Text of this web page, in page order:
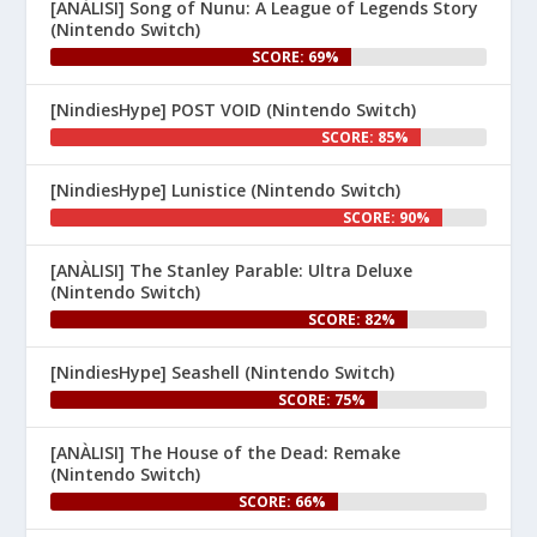
1
Nintenhype.Cat @nintenhype.cat
⋅
1m
El món dels videojocs: ⚡🔥💥💀
Nintendo:
[ANÀLISI] Song of Nunu: A League of Legends Story
(Nintendo Switch)
SCORE: 69%
[NindiesHype] POST VOID (Nintendo Switch)
SCORE: 85%
[NindiesHype] Lunistice (Nintendo Switch)
SCORE: 90%
[ANÀLISI] The Stanley Parable: Ultra Deluxe
(Nintendo Switch)
SCORE: 82%
[NindiesHype] Seashell (Nintendo Switch)
SCORE: 75%
[ANÀLISI] The House of the Dead: Remake
(Nintendo Switch)
SCORE: 66%